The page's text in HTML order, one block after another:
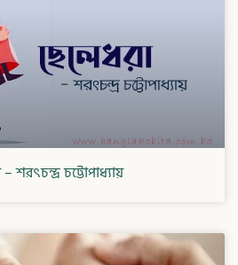
শরৎচন্দ্র চট্টোপাধ্যায়